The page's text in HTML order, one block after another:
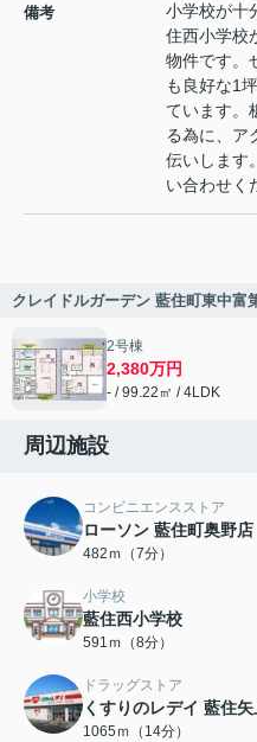
備考
小学校が十
住西小学校
物件です。
も良好な1
ています。
る為に、ア
伝いします
い合わせく
クレイドルガーデン 藍住町東中富
2号棟
2,380万円
- / 99.22㎡ / 4LDK
周辺施設
コンビニエンスストア
ローソン 藍住町奥野店
482ｍ（7分）
小学校
藍住西小学校
591ｍ（8分）
ドラッグストア
くすりのレデイ 藍住
1065ｍ（14分）